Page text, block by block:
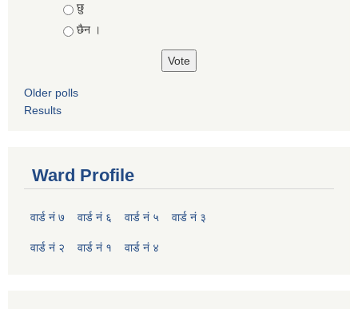
Choices
छु
छैन ।
Older polls
Results
Ward Profile
वार्ड नं ७ वार्ड नं ६ वार्ड नं ५ वार्ड नं ३
वार्ड नं २ वार्ड नं १ वार्ड नं ४